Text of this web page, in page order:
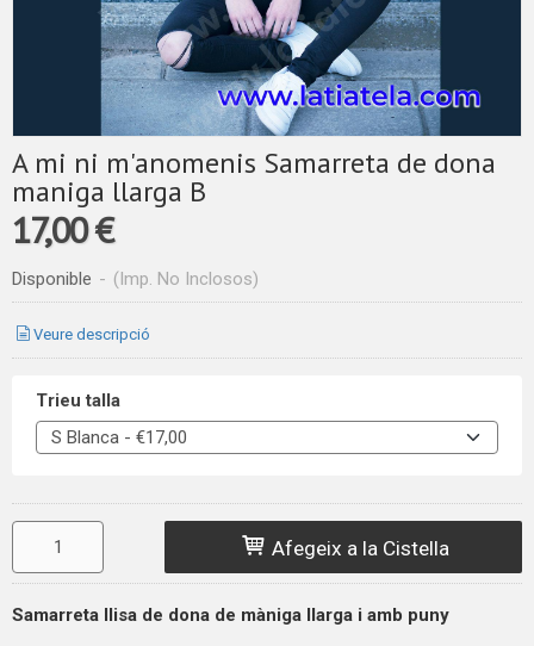
A mi ni m'anomenis Samarreta de dona
maniga llarga B
17,00 €
Disponible - (Imp. No Inclosos)
Veure descripció
Trieu talla
Afegeix a la Cistella
Samarreta llisa de dona de màniga llarga i amb puny